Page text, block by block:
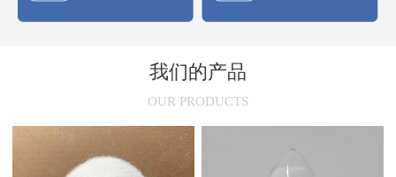
我们的产品
OUR PRODUCTS